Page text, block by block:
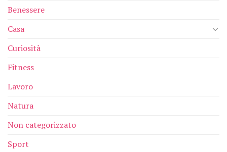
Benessere
Casa
Curiosità
Fitness
Lavoro
Natura
Non categorizzato
Sport